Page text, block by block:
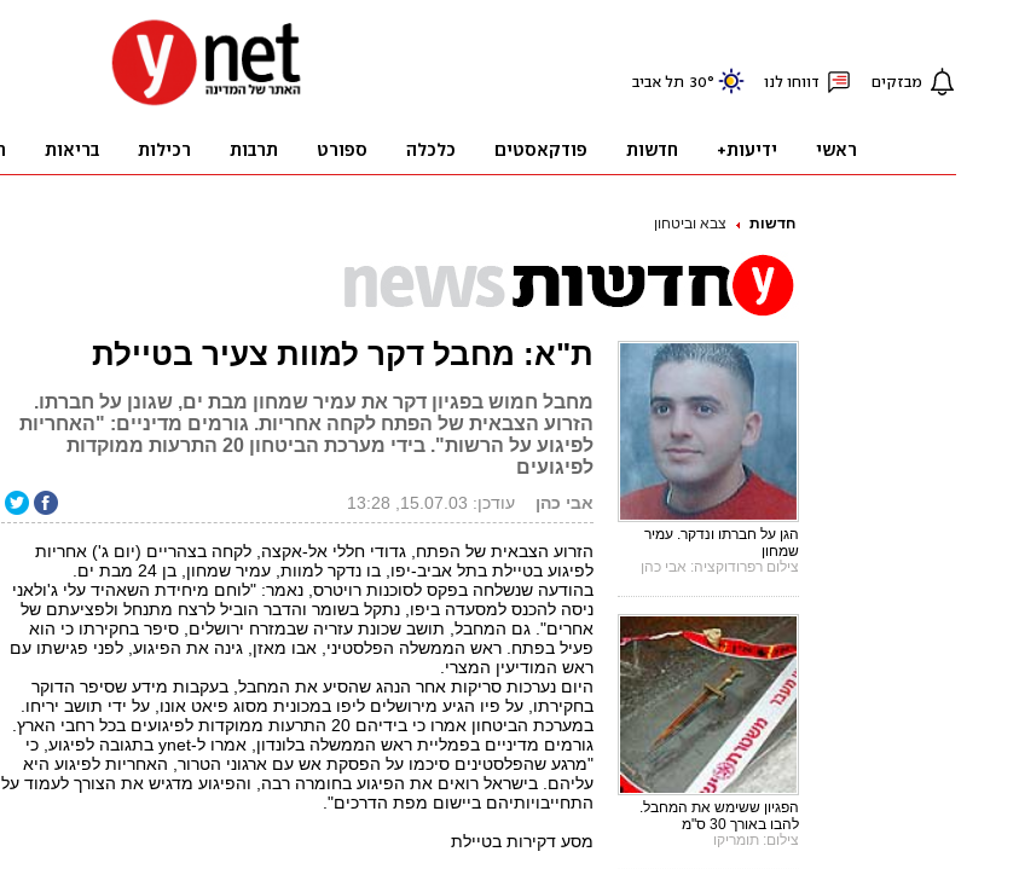
חדשות צבא וביטחון
ת"א: מחבל דקר למוות צעיר בטיילת
מחבל חמוש בפגיון דקר את עמיר שמחון מבת ים, שגונן על חברתו.
הזרוע הצבאית של הפתח לקחה אחריות. גורמים מדיניים: "האחריות
לפיגוע על הרשות". בידי מערכת הביטחון 20 התרעות ממוקדות
לפיגועים
אבי כהן עודכן: 15.07.03, 13:28
הזרוע הצבאית של הפתח, גדודי חללי אל-אקצה, לקחה בצהריים (יום ג') אחריות
לפיגוע בטיילת בתל אביב-יפו, בו נדקר למוות, עמיר שמחון, בן 24 מבת ים.
בהודעה שנשלחה בפקס לסוכנות רויטרס, נאמר: "לוחם מיחידת השאהיד עלי ג'ולאני
ניסה להכנס למסעדה ביפו, נתקל בשומר והדבר הוביל לרצח מתנחל ולפציעתם של
אחרים". גם המחבל, תושב שכונת עזריה שבמזרח ירושלים, סיפר בחקירתו כי הוא
פעיל בפתח. ראש הממשלה הפלסטיני, אבו מאזן, גינה את הפיגוע, לפני פגישתו עם
ראש המודיעין המצרי.
היום נערכות סריקות אחר הנהג שהסיע את המחבל, בעקבות מידע שסיפר הדוקר
בחקירתו, על פיו הגיע מירושלים ליפו במכונית מסוג פיאט אונו, על ידי תושב יריחו.
במערכת הביטחון אמרו כי בידיהם 20 התרעות ממוקדות לפיגועים בכל רחבי הארץ.
גורמים מדיניים בפמליית ראש הממשלה בלונדון, אמרו ל-ynet בתגובה לפיגוע, כי
"מרגע שהפלסטינים סיכמו על הפסקת אש עם ארגוני הטרור, האחריות לפיגוע היא
עליהם. בישראל רואים את הפיגוע בחומרה רבה, והפיגוע מדגיש את הצורך לעמוד על
התחייבויותיהם ביישום מפת הדרכים".
מסע דקירות בטיילת
הגן על חברתו ונדקר. עמיר
שמחון
צילום רפרודוקציה: אבי כהן
הפגיון ששימש את המחבל.
להבו באורך 30 ס"מ
צילום: תומריקו